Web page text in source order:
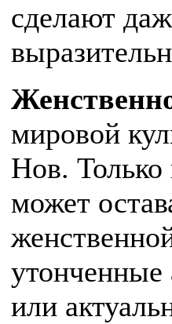
сделают
мировой
Нов. Только
может
или